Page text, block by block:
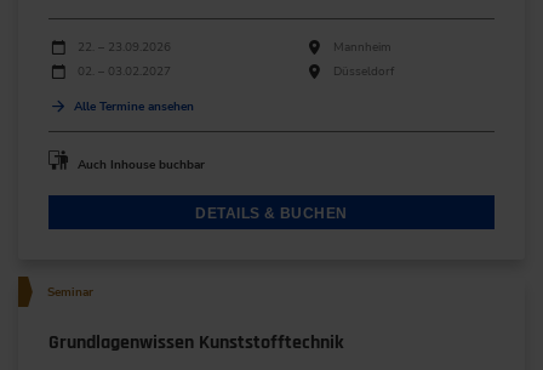
Durchführungen
Veranstaltungsdatum
22. – 23.09.2026
Mannheim
02. – 03.02.2027
Düsseldorf
Alle Termine ansehen
Auch Inhouse buchbar
DETAILS & BUCHEN
Seminar
Grundlagenwissen Kunststofftechnik